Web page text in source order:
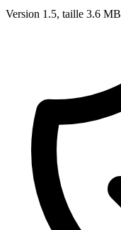
Version 1.5, taille 3.6 MB